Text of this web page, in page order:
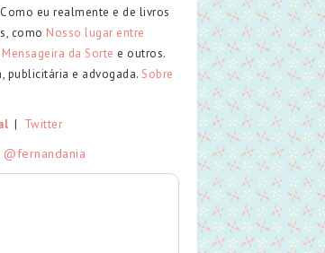
eu realmente e de livros
como Nosso lugar entre
Mensageira da Sorte e outros.
publicitária e advogada. Sobre
  |
Twitter
@fernandania